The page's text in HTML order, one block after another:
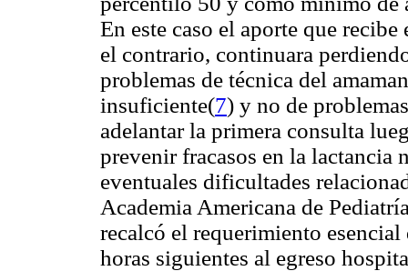
En este caso el aporte que
el contrario, continuara
problemas de técnica del
insuficiente(7) y no de
adelantar la primera consulta
prevenir fracasos en la lactancia
eventuales dificultades
Academia Americana de
recalcó el requerimiento
horas siguientes al egreso